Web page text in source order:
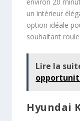
un intérieur
option idéale
souhaitant
Lire la
Hyundai